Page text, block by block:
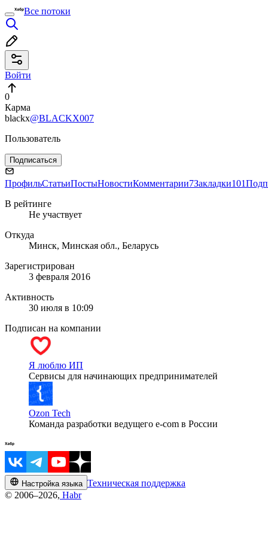
Все потоки
Войти
0
Карма
blackx@BLACKX007
Пользователь
Подписаться
ПрофильСтатьиПостыНовостиКомментарии7Закладки101
В рейтинге
Не участвует
Откуда
Минск, Минская обл., Беларусь
Зарегистрирован
3 февраля 2016
Активность
30 июля в 10:09
Подписан на компании
Я люблю ИП
Сервисы для начинающих предпринимателей
Ozon Tech
Команда разработки ведущего e‑com в России
Настройка языка Техническая поддержка
© 2006–2026, Habr